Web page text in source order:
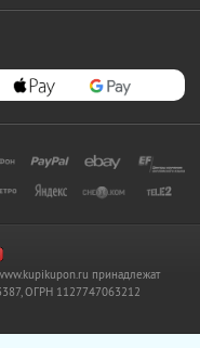
принадлежат
ОГРН 1127747063212